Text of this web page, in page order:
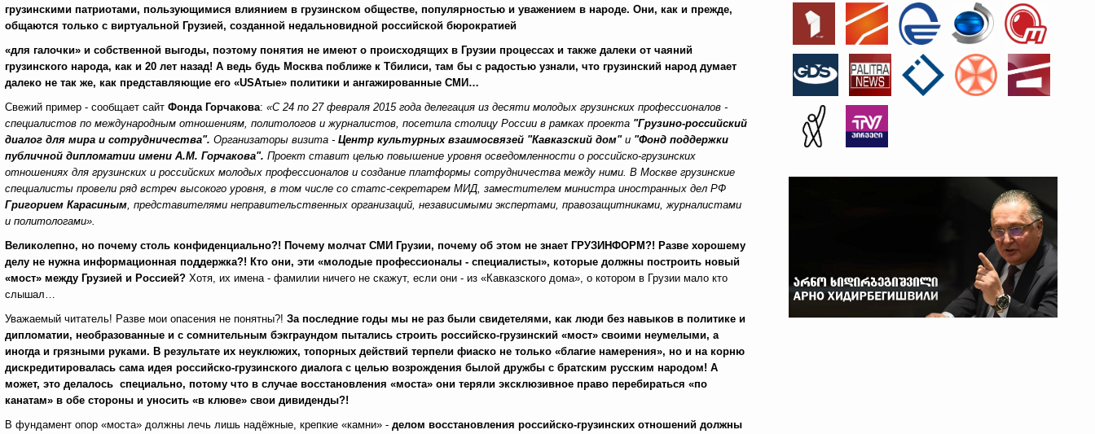
грузинскими патриотами, пользующимися влиянием в грузинском обществе, популярностью и уважением в народе. Они, как и прежде,
общаются только с виртуальной Грузией, созданной недальновидной российской бюрократией
«для галочки» и собственной выгоды, поэтому понятия не имеют о происходящих в Грузии процессах и также далеки от чаяний
грузинского народа, как и 20 лет назад! А ведь будь Москва поближе к Тбилиси, там бы с радостью узнали, что грузинский народ думает
далеко не так же, как представляющие его «USAтые» политики и ангажированные СМИ…
Свежий пример - сообщает сайт Фонда Горчакова: «С 24 по 27 февраля 2015 года делегация из десяти молодых грузинских профессионалов -
специалистов по международным отношениям, политологов и журналистов, посетила столицу России в рамках проекта "Грузино-российский
диалог для мира и сотрудничества". Организаторы визита - Центр культурных взаимосвязей "Кавказский дом"и "Фонд поддержки
публичной дипломатии имени А.М. Горчакова". Проект ставит целью повышение уровня осведомленности о российско-грузинских
отношениях для грузинских и российских молодых профессионалов и создание платформы сотрудничества между ними. В Москве грузинские
специалисты провели ряд встреч высокого уровня, в том числе со статс-секретарем МИД, заместителем министра иностранных дел РФ
Григорием Карасиным, представителями неправительственных организаций, независимыми экспертами, правозащитниками, журналистами
и политологами».
Великолепно, но почему столь конфиденциально?! Почему молчат СМИ Грузии, почему об этом не знает ГРУЗИНФОРМ?! Разве хорошему
делу не нужна информационная поддержка?! Кто они, эти «молодые профессионалы - специалисты», которые должны построить новый
«мост» между Грузией и Россией? Хотя, их имена - фамилии ничего не скажут, если они - из «Кавказского дома», о котором в Грузии мало кто
слышал…
Уважаемый читатель! Разве мои опасения не понятны?! За последние годы мы не раз были свидетелями, как люди без навыков в политике и
дипломатии, необразованные и с сомнительным бэкграундом пытались строить российско-грузинский «мост» своими неумелыми, а
иногда и грязными руками. В результате их неуклюжих, топорных действий терпели фиаско не только «благие намерения», но и на корню
дискредитировалась сама идея российско-грузинского диалога с целью возрождения былой дружбы с братским русским народом! А
может, это делалось специально, потому что в случае восстановления «моста» они теряли эксклюзивное право перебираться «по
канатам» в обе стороны и уносить «в клюве» свои дивиденды?!
В фундамент опор «моста» должны лечь лишь надёжные, крепкие «камни» - делом восстановления российско-грузинских отношений должны